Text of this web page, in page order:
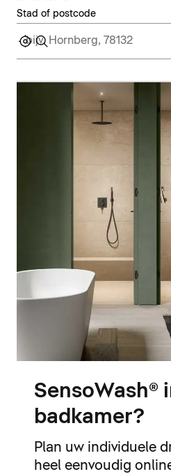
Stad of postcode
SensoWash®
badkamer?
Plan uw individuele
heel eenvoudig